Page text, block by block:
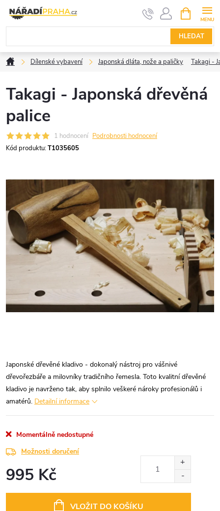
obsah
HLEDAT
NÁKUPNÍ
KOŠÍK
DomůDílenské vybavení Japonská dláta, nože a paličky Takagi -
Takagi - Japonská dřevěná
palice
1 hodnocení Podrobnosti hodnocení
Kód produktu:T1035605
Japonské dřevěné kladivo - dokonalý nástroj pro vášnivé
dřevořezbáře a milovníky tradičního řemesla. Toto kvalitní dřevěné
kladivo je navrženo tak, aby splnilo veškeré nároky profesionálů i
amatérů. Detailní informace
Momentálně nedostupné
Možnosti doručení
995 Kč
VLOŽIT DO KOŠÍKU